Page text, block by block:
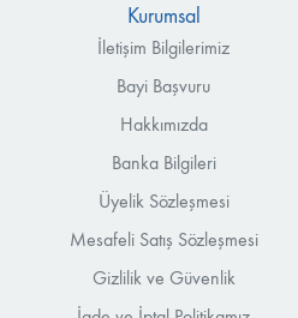
Kurumsal
İletişim Bilgilerimiz
Bayi Başvuru
Hakkımızda
Banka Bilgileri
Üyelik Sözleşmesi
Mesafeli Satış Sözleşmesi
Gizlilik ve Güvenlik